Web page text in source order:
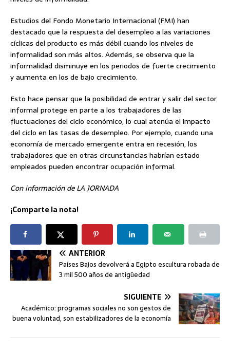
Estudios del Fondo Monetario Internacional (FMI) han
destacado que la respuesta del desempleo a las variaciones
cíclicas del producto es más débil cuando los niveles de
informalidad son más altos. Además, se observa que la
informalidad disminuye en los periodos de fuerte crecimiento
y aumenta en los de bajo crecimiento.
Esto hace pensar que la posibilidad de entrar y salir del sector
informal protege en parte a los trabajadores de las
fluctuaciones del ciclo económico, lo cual atenúa el impacto
del ciclo en las tasas de desempleo. Por ejemplo, cuando una
economía de mercado emergente entra en recesión, los
trabajadores que en otras circunstancias habrían estado
empleados pueden encontrar ocupación informal.
Con información de LA JORNADA
¡Comparte la nota!
ANTERIOR
Países Bajos devolverá a Egipto escultura robada de
3 mil 500 años de antigüedad
SIGUIENTE
Académico: programas sociales no son gestos de
buena voluntad, son estabilizadores de la economía